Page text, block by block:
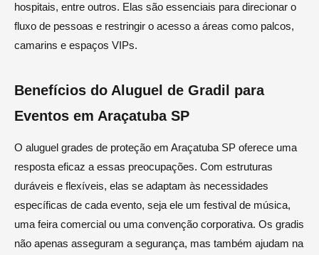
hospitais, entre outros. Elas são essenciais para direcionar o
fluxo de pessoas e restringir o acesso a áreas como palcos,
camarins e espaços VIPs.
Benefícios do Aluguel de Gradil para
Eventos em Araçatuba SP
O aluguel grades de proteção em Araçatuba SP oferece uma
resposta eficaz a essas preocupações. Com estruturas
duráveis e flexíveis, elas se adaptam às necessidades
específicas de cada evento, seja ele um festival de música,
uma feira comercial ou uma convenção corporativa. Os gradis
não apenas asseguram a segurança, mas também ajudam na